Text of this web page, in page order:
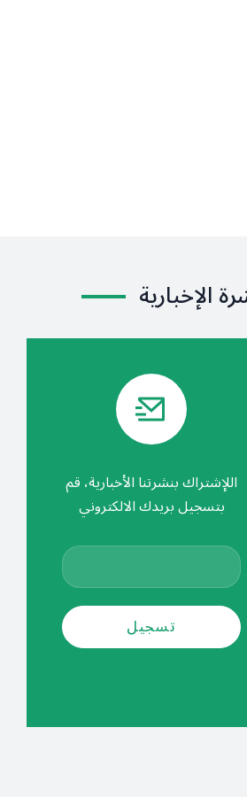
الإخبارية
اللإشتراك بنشرتنا الأخبارية، قم
بتسجيل بريدك الالكتروني